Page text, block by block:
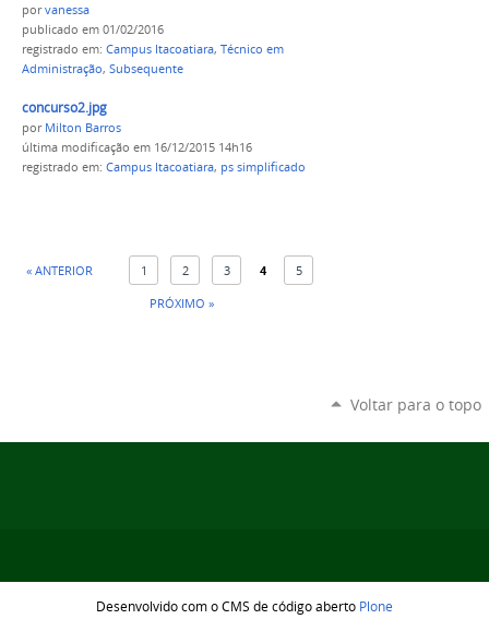
porvanessa
publicado em 01/02/2016
registrado em: Campus Itacoatiara, Técnico em
Administração, Subsequente
concurso2.jpg
por Milton Barros
última modificação em 16/12/2015 14h16
registrado em: Campus Itacoatiara, ps simplificado
« ANTERIOR 1 2 3 4
5
PRÓXIMO »
Voltar para o topo
Desenvolvido com o CMS de código aberto Plone